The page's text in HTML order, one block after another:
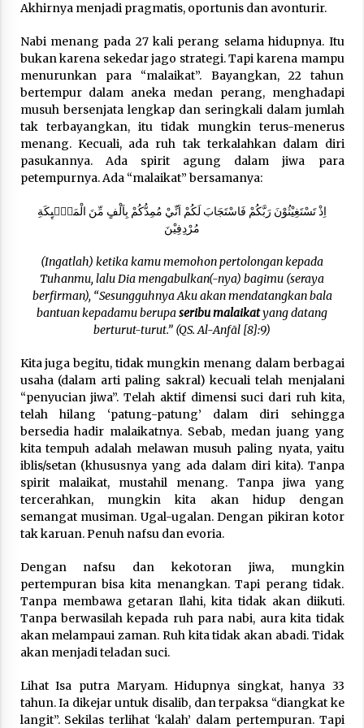
Akhirnya menjadi pragmatis, oportunis dan avonturir.
Nabi menang pada 27 kali perang selama hidupnya. Itu
bukan karena sekedar jago strategi. Tapi karena mampu
menurunkan para “malaikat”. Bayangkan, 22 tahun
bertempur dalam aneka medan perang, menghadapi
musuh bersenjata lengkap dan seringkali dalam jumlah
tak terbayangkan, itu tidak mungkin terus-menerus
menang. Kecuali, ada ruh tak terkalahkan dalam diri
pasukannya. Ada spirit agung dalam jiwa para
petempurnya. Ada “malaikat” bersamanya:
اِذْ تَسْتَغِيْثُوْنَ رَبَّكُمْ فَاسْتَجَابَ لَكُمْ اَنِّيْ مُمِدُّكُمْ بِاَلْفٍ مِّنَ الْمَلٰۤىِٕكَةِ
مُرْدِفِيْنَ
(Ingatlah) ketika kamu memohon pertolongan kepada
Tuhanmu, lalu Dia mengabulkan(-nya) bagimu (seraya
berfirman), “Sesungguhnya Aku akan mendatangkan bala
bantuan kepadamu berupaseribu malaikatyang datang
berturut-turut.” (QS. Al-Anfāl [8]:9)
Kita juga begitu, tidak mungkin menang dalam berbagai
usaha (dalam arti paling sakral) kecuali telah menjalani
“penyucian jiwa”. Telah aktif dimensi suci dari ruh kita,
telah hilang ‘patung-patung’ dalam diri sehingga
bersedia hadir malaikatnya. Sebab, medan juang yang
kita tempuh adalah melawan musuh paling nyata, yaitu
iblis/setan (khususnya yang ada dalam diri kita). Tanpa
spirit malaikat, mustahil menang. Tanpa jiwa yang
tercerahkan, mungkin kita akan hidup dengan
semangat musiman. Ugal-ugalan. Dengan pikiran kotor
tak karuan. Penuh nafsu dan evoria.
Dengan nafsu dan kekotoran jiwa, mungkin
pertempuran bisa kita menangkan. Tapi perang tidak.
Tanpa membawa getaran Ilahi, kita tidak akan diikuti.
Tanpa berwasilah kepada ruh para nabi, aura kita tidak
akan melampaui zaman. Ruh kita tidak akan abadi. Tidak
akan menjadi teladan suci.
Lihat Isa putra Maryam. Hidupnya singkat, hanya 33
tahun. Ia dikejar untuk disalib, dan terpaksa “diangkat ke
langit”. Sekilas terlihat ‘kalah’ dalam pertempuran. Tapi